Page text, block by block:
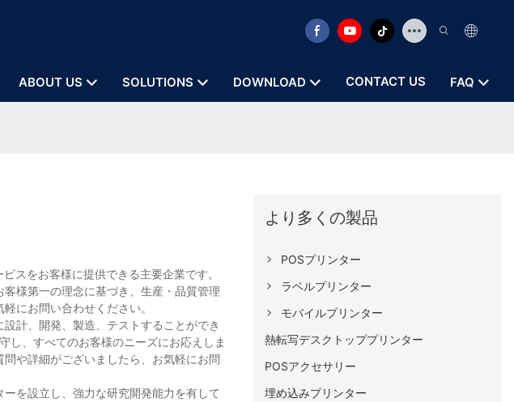
ABOUT US SOLUTIONS DOWNLOAD CONTACT US FAQ
スをお客様に提供できる主要企業です。
様第一の理念に基づき、生産・品質管理
にお問い合わせください。
計、開発、製造、テストすることができ
し、すべてのお客様のニーズにお応えしま
や詳細がございましたら、お気軽にお問
を設立し、強力な研究開発能力を有して
より多くの製品
POSプリンター
ラベルプリンター
モバイルプリンター
熱転写デスクトッププリンター
POSアクセサリー
埋め込みプリンター